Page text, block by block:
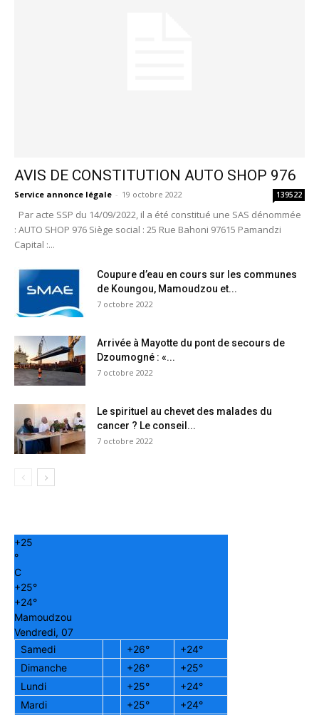
AVIS DE CONSTITUTION AUTO SHOP 976
Service annonce légale - 19 octobre 2022 139522
Par acte SSP du 14/09/2022, il a été constitué une SAS dénommée
: AUTO SHOP 976 Siège social : 25 Rue Bahoni 97615 Pamandzi
Capital :...
Coupure d’eau en cours sur les communes
de Koungou, Mamoudzou et...
7 octobre 2022
Arrivée à Mayotte du pont de secours de
Dzoumogné : «...
7 octobre 2022
Le spirituel au chevet des malades du
cancer ? Le conseil...
7 octobre 2022
+25
°
C
+25°
+24°
Mamoudzou
Vendredi, 07
Samedi
+26° +24°
Dimanche
+26° +25°
Lundi
+25° +24°
Mardi
+25° +24°